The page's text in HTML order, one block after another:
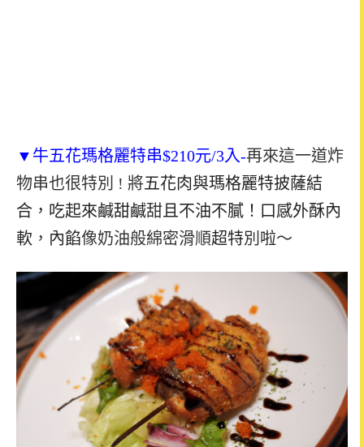
▼牛五花瑪格麗特串$210元/3入-再來這一道炸
物串也很特別 ! 將五花肉與瑪格麗特披薩結
合，吃起來鹹甜鹹甜 且不油不膩！口感外酥內
軟 ， 內餡像奶油般綿密滑順超特別 啦～